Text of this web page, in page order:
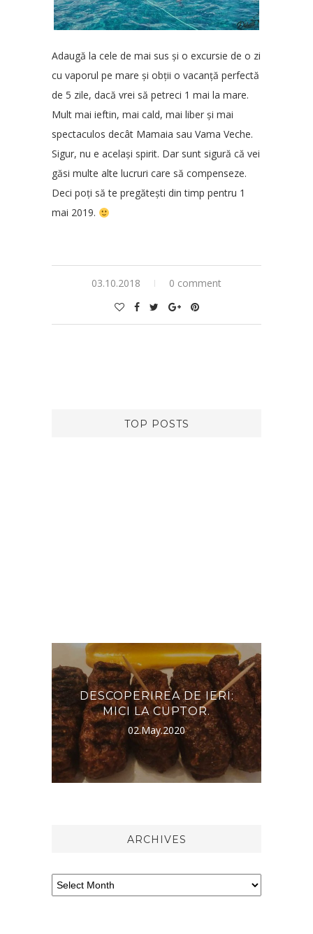
Adaugă la cele de mai sus și o excursie de o zi
cu vaporul pe mare și obții o vacanță perfectă
de 5 zile, dacă vrei să petreci 1 mai la mare.
Mult mai ieftin, mai cald, mai liber și mai
spectaculos decât Mamaia sau Vama Veche.
Sigur, nu e același spirit. Dar sunt sigură că vei
găsi multe alte lucruri care să compenseze.
Deci poți să te pregătești din timp pentru 1
mai 2019.
03.10.2018 0 comment
TOP POSTS
DESCOPERIREA DE IERI:
MICI LA CUPTOR.
02.May.2020
ARCHIVES